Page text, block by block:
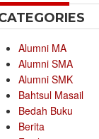
Alumni MA
Alumni SMA
Alumni SMK
Bahtsul Masail
Bedah Buku
Berita